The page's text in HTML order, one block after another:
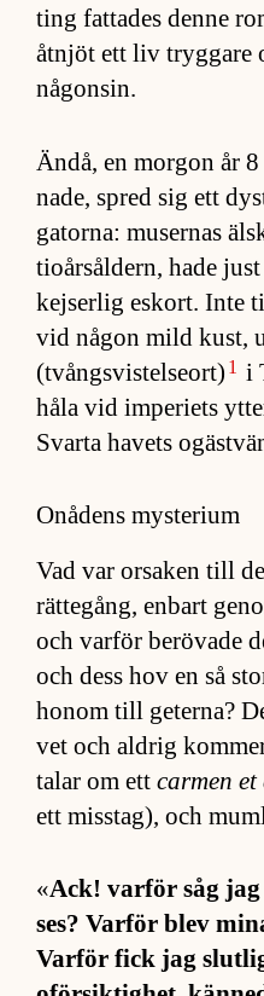
ting fat­ta­des denne
åt­njöt ett liv tryg­gare
nå­gon­sin.
Än­då, en mor­gon år
na­de, spred sig ett
ga­tor­na: mu­ser­nas
tio­års­ål­dern, hade
kej­ser­lig eskort. Inte
vid nå­gon mild kust,
(tvångs­vis­tel­se­ort) 1 i
håla vid im­pe­ri­ets
Svarta ha­vets
Onådens mysterium
Vad var or­sa­ken till
rät­te­gång, en­bart
och var­för be­rö­vade
och dess hov en så
ho­nom till ge­ter­na?
vet och ald­rig
ta­lar om ett car­men
ett miss­tag), och
«Ack! var­för såg
ses? Var­för blev
Var­för fick jag